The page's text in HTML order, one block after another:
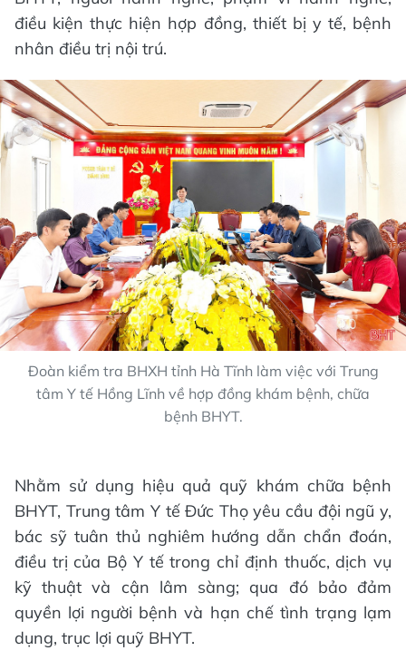
điều kiện thực hiện hợp đồng, thiết bị y tế, bệnh
nhân điều trị nội trú.
Đoàn kiểm tra BHXH tỉnh Hà Tĩnh làm việc với Trung
tâm Y tế Hồng Lĩnh về hợp đồng khám bệnh, chữa
bệnh BHYT.
Nhằm sử dụng hiệu quả quỹ khám chữa bệnh
BHYT, Trung tâm Y tế Đức Thọ yêu cầu đội ngũ y,
bác sỹ tuân thủ nghiêm hướng dẫn chẩn đoán,
điều trị của Bộ Y tế trong chỉ định thuốc, dịch vụ
kỹ thuật và cận lâm sàng; qua đó bảo đảm
quyền lợi người bệnh và hạn chế tình trạng lạm
dụng, trục lợi quỹ BHYT.